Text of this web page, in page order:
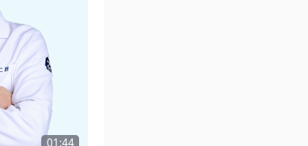
01:44